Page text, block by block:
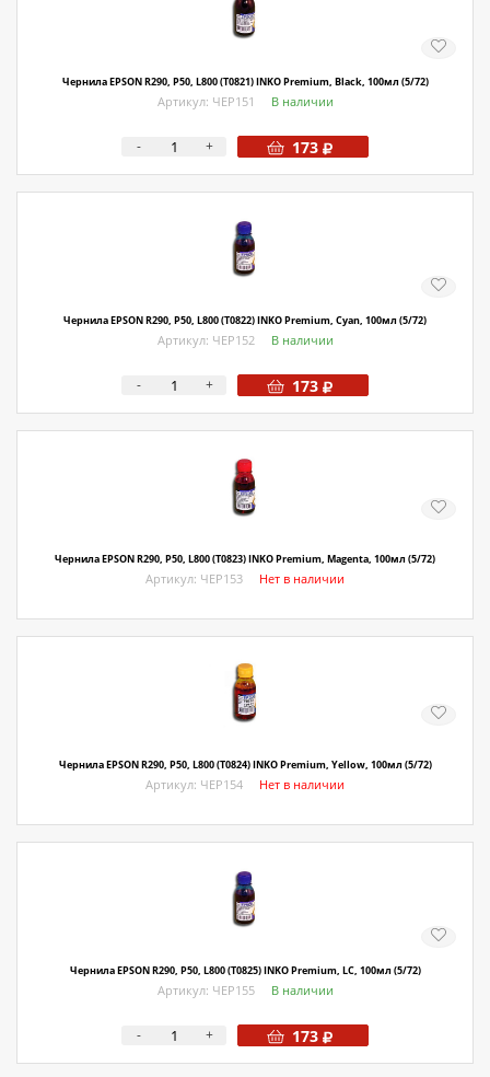
Политика конфиденциальности
Чернила EPSON R290, P50, L800 (T0821) INKO Premium, Black, 100мл (5/72)
Артикул: ЧЕР151 В наличии
- + 173
Чернила EPSON R290, P50, L800 (T0822) INKO Premium, Cyan, 100мл (5/72)
Артикул: ЧЕР152 В наличии
- + 173
Чернила EPSON R290, P50, L800 (T0823) INKO Premium, Magenta, 100мл (5/72)
Артикул: ЧЕР153 Нет в наличии
Чернила EPSON R290, P50, L800 (T0824) INKO Premium, Yellow, 100мл (5/72)
Артикул: ЧЕР154 Нет в наличии
Чернила EPSON R290, P50, L800 (T0825) INKO Premium, LC, 100мл (5/72)
Артикул: ЧЕР155 В наличии
- + 173